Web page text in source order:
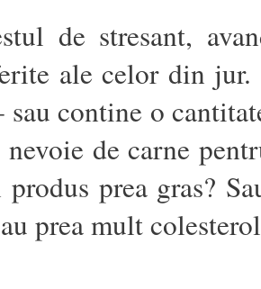
de stresant,
ale celor din jur.
contine o
de carne
produs prea gras?
prea mult